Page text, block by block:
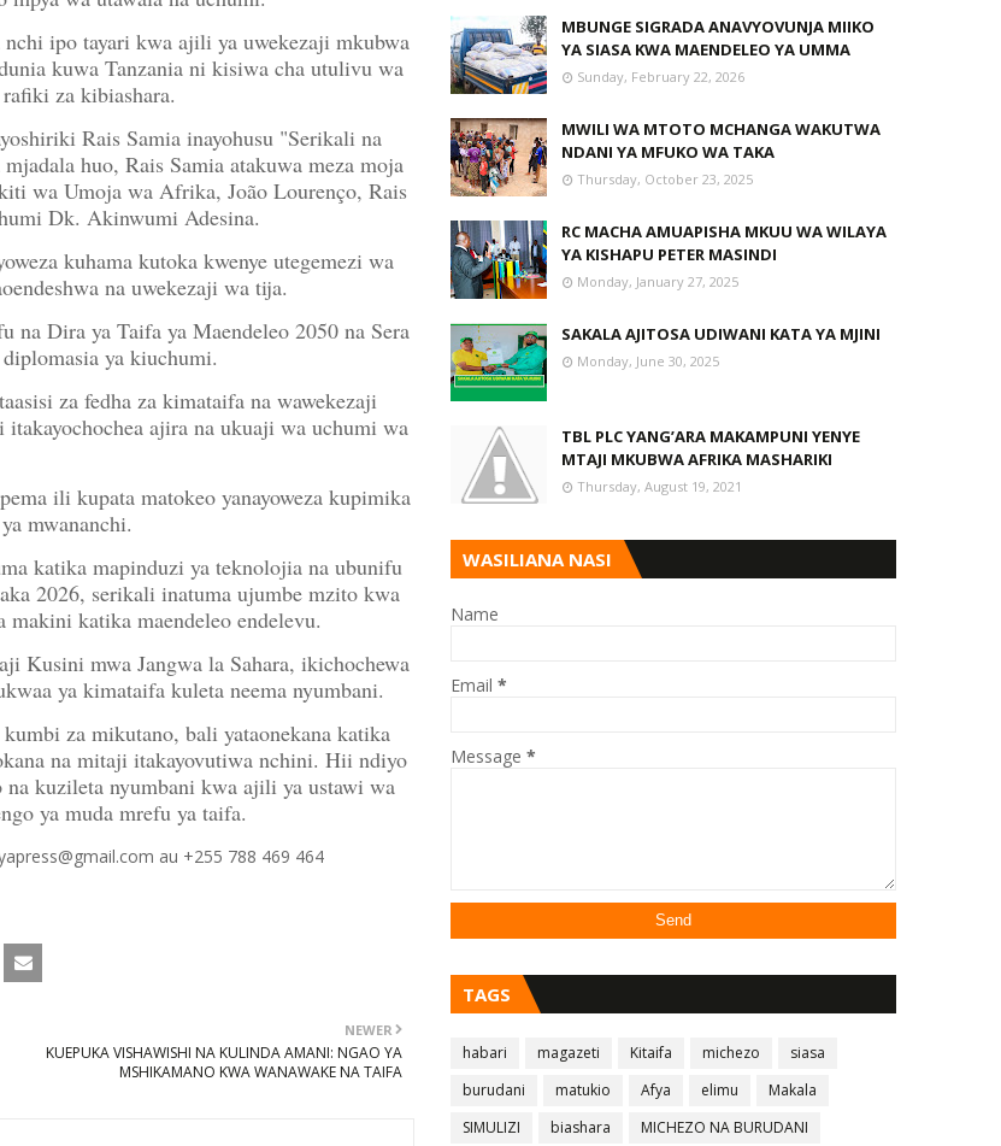
ipo tayari kwa ajili ya uwekezaji mkubwa
kuwa Tanzania ni kisiwa cha utulivu wa
za kibiashara.
Rais Samia inayohusu "Serikali na
huo, Rais Samia atakuwa meza moja
wa Umoja wa Afrika, João Lourenço, Rais
Dk. Akinwumi Adesina.
kuhama kutoka kwenye utegemezi wa
na uwekezaji wa tija.
Dira ya Taifa ya Maendeleo 2050 na Sera
ya kiuchumi.
za fedha za kimataifa na wawekezaji
ajira na ukuaji wa uchumi wa
ili kupata matokeo yanayoweza kupimika
mwananchi.
katika mapinduzi ya teknolojia na ubunifu
2026, serikali inatuma ujumbe mzito kwa
katika maendeleo endelevu.
Kusini mwa Jangwa la Sahara, ikichochewa
ya kimataifa kuleta neema nyumbani.
za mikutano, bali yataonekana katika
na mitaji itakayovutiwa nchini. Hii ndiyo
kuzileta nyumbani kwa ajili ya ustawi wa
ya muda mrefu ya taifa.
au +255 788 469 464
NEWER
KUEPUKA VISHAWISHI NA KULINDA AMANI: NGAO YA
MSHIKAMANO KWA WANAWAKE NA TAIFA
MBUNGE SIGRADA ANAVYOVUNJA MIIKO
YA SIASA KWA MAENDELEO YA UMMA
Sunday, February 22, 2026
MWILI WA MTOTO MCHANGA WAKUTWA
NDANI YA MFUKO WA TAKA
Thursday, October 23, 2025
RC MACHA AMUAPISHA MKUU WA WILAYA
YA KISHAPU PETER MASINDI
Monday, January 27, 2025
SAKALA AJITOSA UDIWANI KATA YA MJINI
Monday, June 30, 2025
TBL PLC YANG’ARA MAKAMPUNI YENYE
MTAJI MKUBWA AFRIKA MASHARIKI
Thursday, August 19, 2021
WASILIANA NASI
Name
Email *
Message *
TAGS
habari magazeti Kitaifa michezo
siasa
burudani
matukio Afya elimu
Makala
SIMULIZI
biashara
MICHEZO NA BURUDANI